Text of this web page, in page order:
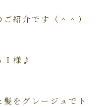
紹介です（＾＾）
Ｉ様♪
をグレージュでト